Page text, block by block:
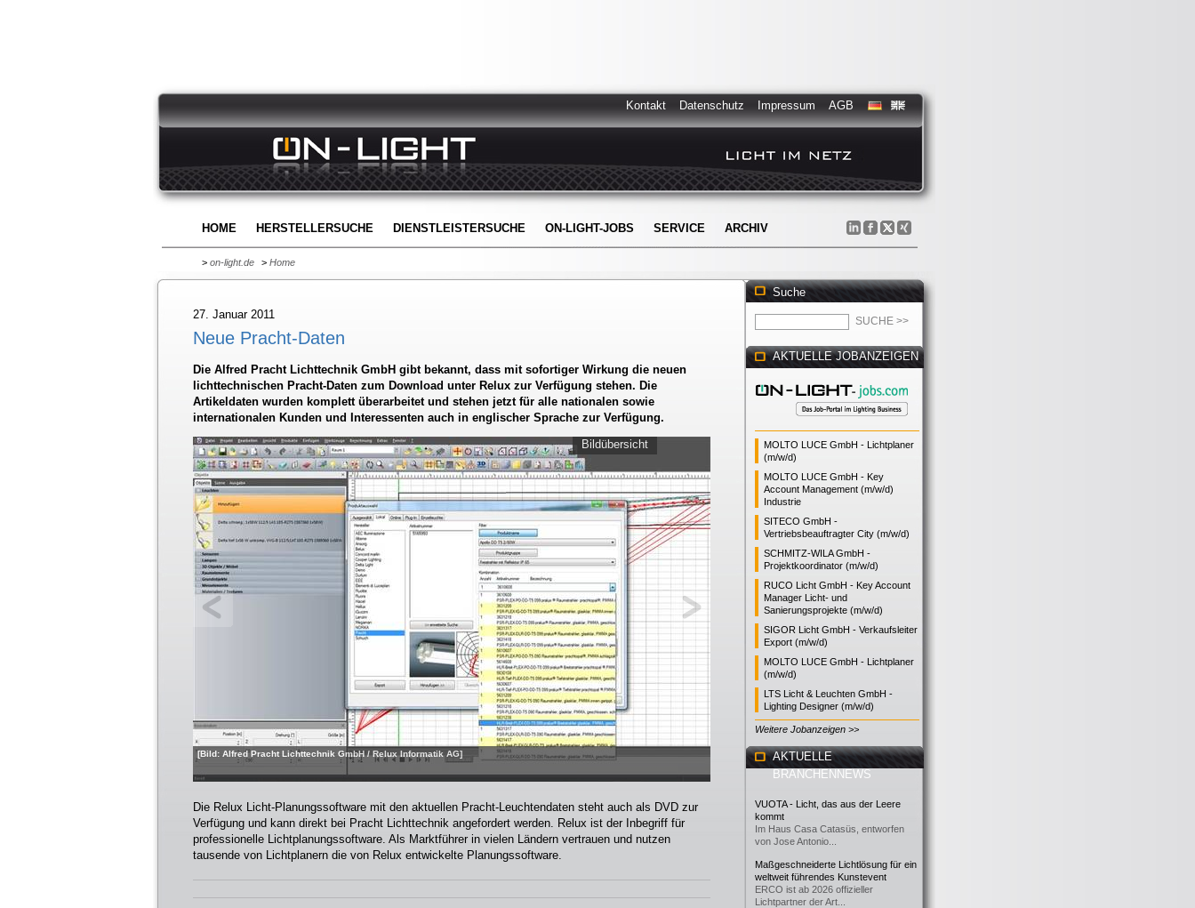
Kontakt Datenschutz Impressum AGB
HOME HERSTELLERSUCHE DIENSTLEISTERSUCHE ON-LIGHT-JOBS SERVICE ARCHIV
> on-light.de > Home
27. Januar 2011
Neue Pracht-Daten
Die Alfred Pracht Lichttechnik GmbH gibt bekannt, dass mit sofortiger Wirkung die neuen
lichttechnischen Pracht-Daten zum Download unter Relux zur Verfügung stehen. Die
Artikeldaten wurden komplett überarbeitet und stehen jetzt für alle nationalen sowie
internationalen Kunden und Interessenten auch in englischer Sprache zur Verfügung.
[Bild: Alfred Pracht Lichttechnik GmbH / Relux Informatik AG]
Bildübersicht
Die Relux Licht-Planungssoftware mit den aktuellen Pracht-Leuchtendaten steht auch als DVD zur
Verfügung und kann direkt bei Pracht Lichttechnik angefordert werden. Relux ist der Inbegriff für
professionelle Lichtplanungssoftware. Als Marktführer in vielen Ländern vertrauen und nutzen
tausende von Lichtplanern die von Relux entwickelte Planungssoftware.
Suche
AKTUELLE JOBANZEIGEN
MOLTO LUCE GmbH - Lichtplaner
(m/w/d)
MOLTO LUCE GmbH - Key
Account Management (m/w/d)
Industrie
SITECO GmbH -
Vertriebsbeauftragter City (m/w/d)
SCHMITZ-WILA GmbH -
Projektkoordinator (m/w/d)
RUCO Licht GmbH - Key Account
Manager Licht- und
Sanierungsprojekte (m/w/d)
SIGOR Licht GmbH - Verkaufsleiter
Export (m/w/d)
MOLTO LUCE GmbH - Lichtplaner
(m/w/d)
LTS Licht & Leuchten GmbH -
Lighting Designer (m/w/d)
Weitere Jobanzeigen >>
AKTUELLE
BRANCHENNEWS
VUOTA - Licht, das aus der Leere
kommt
Im Haus Casa Catasüs, entworfen
von Jose Antonio...
Maßgeschneiderte Lichtlösung für ein
weltweit führendes Kunstevent
ERCO ist ab 2026 offizieller
Lichtpartner der Art...